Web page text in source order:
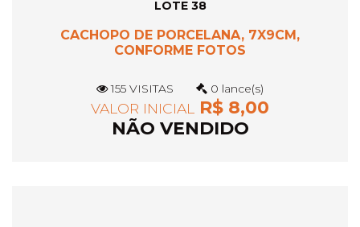
LOTE 38
CACHOPO DE PORCELANA, 7X9CM,
CONFORME FOTOS
155 VISITAS 0 lance(s)
VALOR INICIAL
R$ 8,00
NÃO VENDIDO